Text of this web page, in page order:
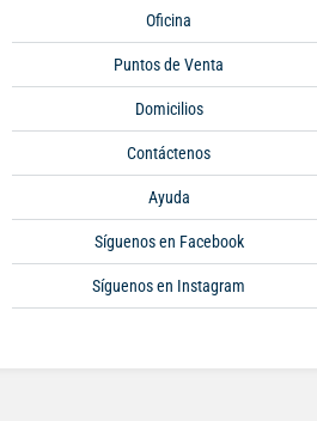
Oficina
Puntos de Venta
Domicilios
Contáctenos
Ayuda
Síguenos en Facebook
Síguenos en Instagram